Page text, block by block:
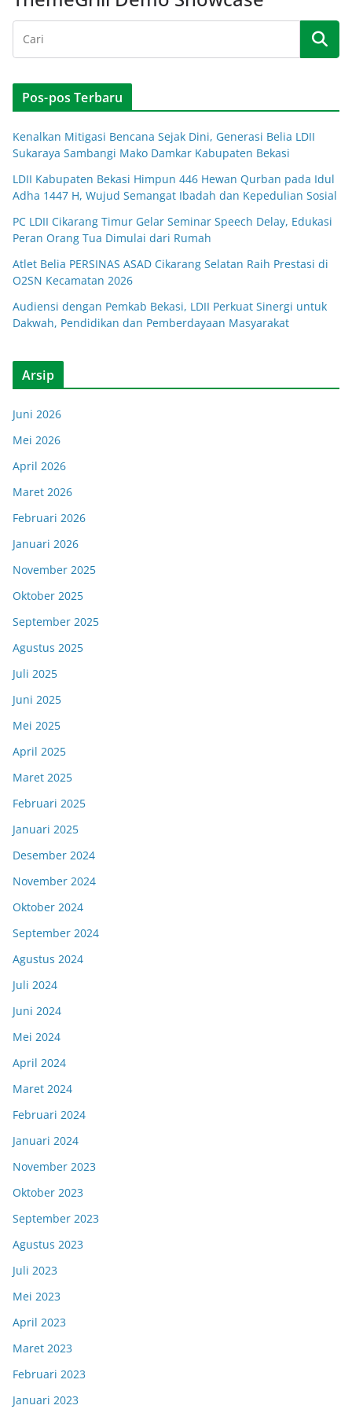
Pos-pos Terbaru
Kenalkan Mitigasi Bencana Sejak Dini, Generasi Belia LDII
Sukaraya Sambangi Mako Damkar Kabupaten Bekasi
LDII Kabupaten Bekasi Himpun 446 Hewan Qurban pada Idul
Adha 1447 H, Wujud Semangat Ibadah dan Kepedulian Sosial
PC LDII Cikarang Timur Gelar Seminar Speech Delay, Edukasi
Peran Orang Tua Dimulai dari Rumah
Atlet Belia PERSINAS ASAD Cikarang Selatan Raih Prestasi di
O2SN Kecamatan 2026
Audiensi dengan Pemkab Bekasi, LDII Perkuat Sinergi untuk
Dakwah, Pendidikan dan Pemberdayaan Masyarakat
Arsip
Juni 2026
Mei 2026
April 2026
Maret 2026
Februari 2026
Januari 2026
November 2025
Oktober 2025
September 2025
Agustus 2025
Juli 2025
Juni 2025
Mei 2025
April 2025
Maret 2025
Februari 2025
Januari 2025
Desember 2024
November 2024
Oktober 2024
September 2024
Agustus 2024
Juli 2024
Juni 2024
Mei 2024
April 2024
Maret 2024
Februari 2024
Januari 2024
November 2023
Oktober 2023
September 2023
Agustus 2023
Juli 2023
Mei 2023
April 2023
Maret 2023
Februari 2023
Januari 2023